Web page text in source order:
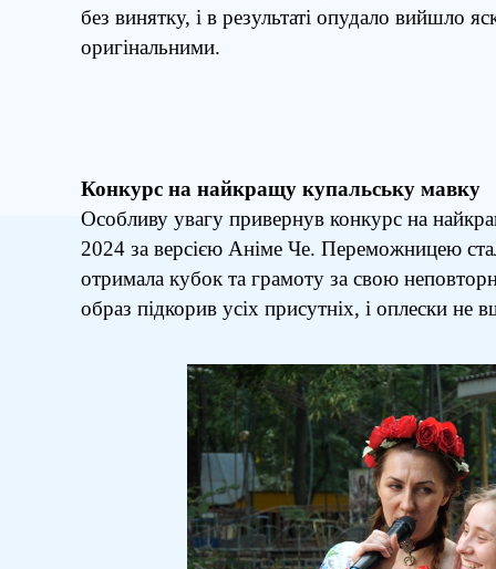
без винятку, і в результаті опудало вийшло
оригінальними.
Конкурс на найкращу купальську мавку
Особливу увагу привернув конкурс на
2024 за версією Аніме Че. Переможницею
отримала кубок та грамоту за свою
образ підкорив усіх присутніх, і оплески не